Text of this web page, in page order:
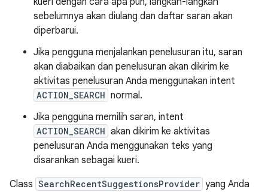
sebelumnya akan diulang dan daftar saran akan
diperbarui.
Jika pengguna menjalankan penelusuran itu, saran
akan diabaikan dan penelusuran akan dikirim ke
aktivitas penelusuran Anda menggunakan intent
ACTION_SEARCH normal.
Jika pengguna memilih saran, intent
ACTION_SEARCH akan dikirim ke aktivitas
penelusuran Anda menggunakan teks yang
disarankan sebagai kueri.
Class SearchRecentSuggestionsProvider yang Anda